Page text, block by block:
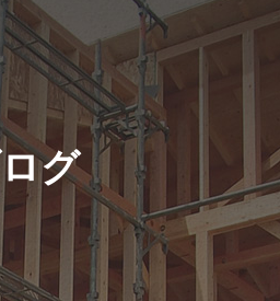
グ